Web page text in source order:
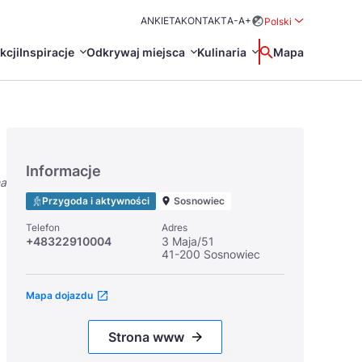
ANKIETAKONTAKTA-A+
Polski
Inspiracje Odkrywaj miejsca
Turystyczne
Kulinaria Wyszukaj
Mapa
日本語
Svenska
Informacje
Przygoda i aktywności Sosnowiec
Telefon
+48322910004
Adres
3 Maja/51
41-200 Sosnowiec
Mapa dojazdu
Strona www